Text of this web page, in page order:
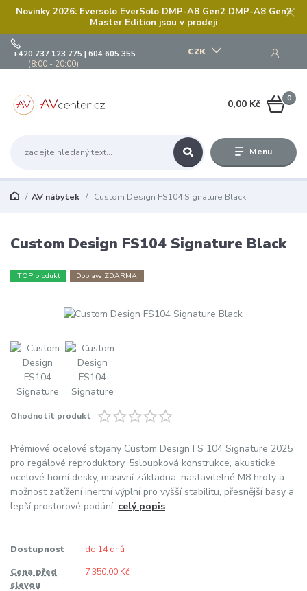
Novinky 2026: Eversolo EverSolo DMP-A8 Gen2 DMP-A8 Gen2
Master Edition jsou v prodeji
Menu
CZK
+420 737 123 775 | 604 605 355
(8:00 - 20:00)
0
0,00 Kč
AV nábytek Custom Design FS104 Signature Black
Custom Design FS104 Signature Black
TOP produkt Doprava ZDARMA
Ohodnotit produkt
Prémiové ocelové stojany Custom Design FS 104 Signature 2025
pro regálové reproduktory. 5sloupková konstrukce, akustické
ocelové horní desky, masivní základna, nastavitelné M8 hroty a
možnost zatížení inertní výplní pro vyšší stabilitu, přesnější basy a
lepší prostorové podání. celý popis
Dostupnost do 14 dnů
Cena před
slevou
7 350,00 Kč